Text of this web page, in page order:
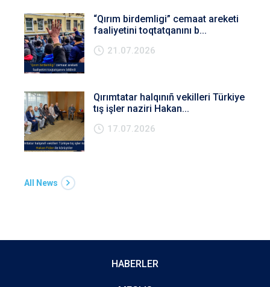
“Qırım birdemligi” cemaat areketi
faaliyetini toqtatqanını b...
21.07.2026
Qırımtatar halqınıñ vekilleri Türkiye
tış işler naziri Hakan...
17.07.2026
All News
HABERLER